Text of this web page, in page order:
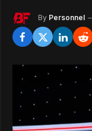
By Personnel